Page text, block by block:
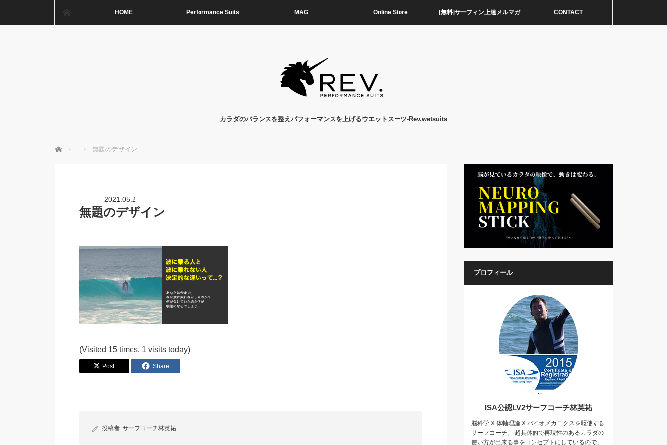
HOME Performance Suits MAG Online Store [無料]サーフィン上達メルマガ CONTACT
カラダのバランスを整えパフォーマンスを上げるウエットスーツ-Rev.wetsuits
ホーム 無題のデザイン
2021.05.2
無題のデザイン
(Visited 15 times, 1 visits today)
Post Share
投稿者: サーフコーチ林英祐
プロフィール
ISA公認LV2サーフコーチ林英祐
脳科学 X 体軸理論 X バイオメカニクスを駆使する
サーフコーチ。 超具体的で再現性のあるカラダの
使い方が出来る事をコンセプトにしているので、